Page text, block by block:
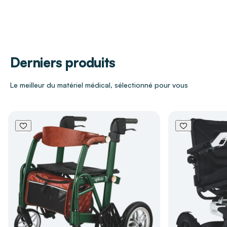
Caractéristiques techniques
Rotation de 90°
des poignées afin d’adopter
une position plus confortable
Colonne centrale avec butoir
empêchant
tout mouvement pendant l’application
Colonne élargie sur le haut
aux mollets forts
Revêtement époxy blanc,doux au toucheret
limitant les risques de déchirure du bas
Derniers produits
Le meilleur du matériel médical, sélectionné pour vous